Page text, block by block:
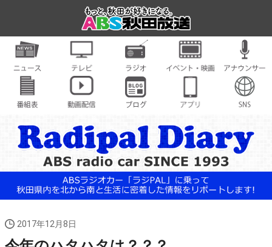
2017年12月8日